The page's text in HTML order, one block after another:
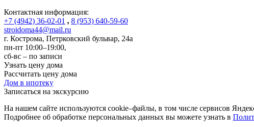
Контактная информация:
+7 (4942) 36-02-01 , 8 (953) 640-59-60
stroidoma44@mail.ru
г. Кострома, Петрковский бульвар, 24а
пн-пт 10:00–19:00,
сб-вс – по записи
Узнать цену дома
Рассчитать цену дома
Дом в ипотеку
Записаться на экскурсию
На нашем сайте используются cookie–файлы, в том числе сервисов
Подробнее об обработке персональных данных вы можете узнать в